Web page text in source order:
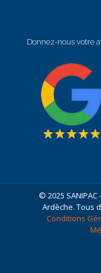
Donnez-nous votre
© 2025
Ardèche. Tous
Conditions